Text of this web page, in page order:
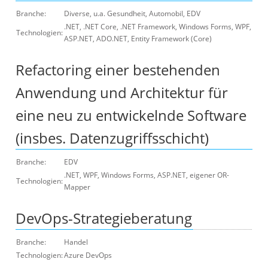
Branche:
Diverse, u.a. Gesundheit, Automobil, EDV
Technologien:
.NET, .NET Core, .NET Framework, Windows Forms, WPF,
ASP.NET, ADO.NET, Entity Framework (Core)
Refactoring einer bestehenden
Anwendung und Architektur für
eine neu zu entwickelnde Software
(insbes. Datenzugriffsschicht)
Branche:
EDV
Technologien:
.NET, WPF, Windows Forms, ASP.NET, eigener OR-
Mapper
DevOps-Strategieberatung
Branche:
Handel
Technologien:Azure DevOps